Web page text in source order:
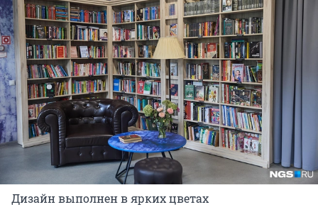
Дизайн выполнен в ярких цветах